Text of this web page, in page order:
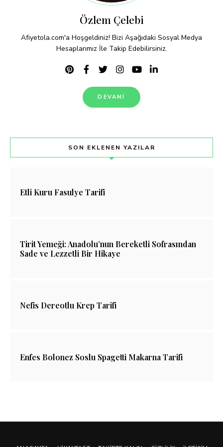
Özlem Çelebi
Afiyetola.com'a Hoşgeldiniz! Bizi Aşağıdaki Sosyal Medya
Hesaplarımız İle Takip Edebilirsiniz.
DEVAMI
SON EKLENEN YAZILAR
Etli Kuru Fasulye Tarifi
Tirit Yemeği: Anadolu’nun Bereketli Sofrasından
Sade ve Lezzetli Bir Hikaye
Nefis Dereotlu Krep Tarifi
Enfes Bolonez Soslu Spagetti Makarna Tarifi